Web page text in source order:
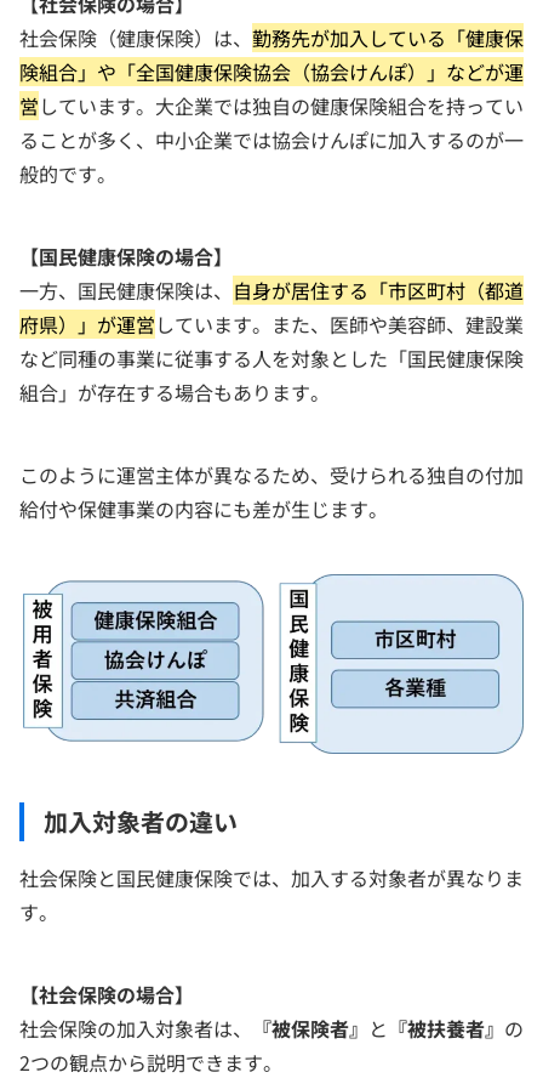
社会保険（健康保険）は、 勤務先が加入している「健康保
険組合」や「全国健康保険協会（協会けんぽ）」などが運
営しています。大企業では独自の健康保険組合を持ってい
ることが多く、中小企業では協会けんぽに加入するのが一
般的です。
【国民健康保険の場合】
一方、国民健康保険は、 自身が居住する「市区町村（都道
府県）」が運営しています。また、医師や美容師、建設業
など同種の事業に従事する人を対象とした「国民健康保険
組合」が存在する場合もあります。
このように運営主体が異なるため、受けられる独自の付加
給付や保健事業の内容にも差が生じます。
加入対象者の違い
社会保険と国民健康保険では、加入する対象者が異なりま
す。
【社会保険の場合】
社会保険の加入対象者は、
『被保険者』 と 『被扶養者』 の
2つの観点から説明できます。